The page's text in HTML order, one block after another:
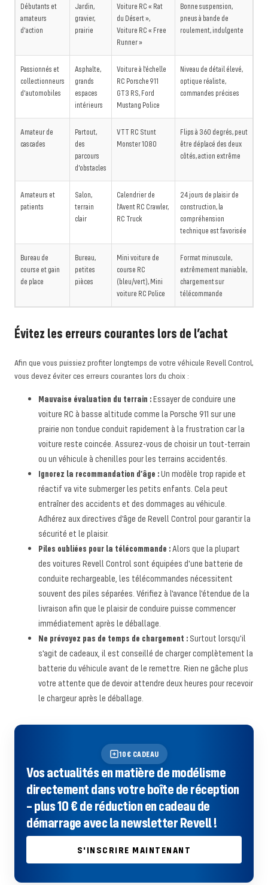
Débutants et
amateurs
d'action
Jardin,
gravier,
prairie
Voiture RC « Rat
du Désert »,
Voiture RC « Free
Runner »
Bonne suspension,
pneus à bande de
roulement, indulgente
Passionnés et
collectionneurs
d'automobiles
Asphalte,
grands
espaces
intérieurs
Voiture à l'échelle
RC Porsche 911
GT3 RS, Ford
Mustang Police
Niveau de détail élevé,
optique réaliste,
commandes précises
Amateur de
cascades
Partout,
des
parcours
d'obstacles
VTT RC Stunt
Monster 1080
Flips à 360 degrés, peut
être déplacé des deux
côtés, action extrême
Amateurs et
patients
Salon,
terrain
clair
Calendrier de
l'Avent RC Crawler,
RC Truck
24 jours de plaisir de
construction, la
compréhension
technique est favorisée
Bureau de
course et gain
de place
Bureau,
petites
pièces
Mini voiture de
course RC
(bleu/vert), Mini
voiture RC Police
Format minuscule,
extrêmement maniable,
chargement sur
télécommande
Évitez les erreurs courantes lors de l’achat
Afin que vous puissiez profiter longtemps de votre véhicule Revell Control,
vous devez éviter ces erreurs courantes lors du choix :
Mauvaise évaluation du terrain :Essayer de conduire une
voiture RC à basse altitude comme la Porsche 911 sur une
prairie non tondue conduit rapidement à la frustration car la
voiture reste coincée. Assurez-vous de choisir un tout-terrain
ou un véhicule à chenilles pour les terrains accidentés.
Ignorez la recommandation d’âge :Un modèle trop rapide et
réactif va vite submerger les petits enfants. Cela peut
entraîner des accidents et des dommages au véhicule.
Adhérez aux directives d'âge de Revell Control pour garantir la
sécurité et le plaisir.
Piles oubliées pour la télécommande :Alors que la plupart
des voitures Revell Control sont équipées d'une batterie de
conduite rechargeable, les télécommandes nécessitent
souvent des piles séparées. Vérifiez à l'avance l'étendue de la
livraison afin que le plaisir de conduire puisse commencer
immédiatement après le déballage.
Ne prévoyez pas de temps de chargement : Surtout lorsqu'il
s'agit de cadeaux, il est conseillé de charger complètement la
batterie du véhicule avant de le remettre. Rien ne gâche plus
votre attente que de devoir attendre deux heures pour recevoir
le chargeur après le déballage.
10€ CADEAU
Vos actualités en matière de modélisme
directement dans votre boîte de réception
– plus 10 € de réduction en cadeau de
démarrage avec la newsletter Revell !
S'INSCRIRE MAINTENANT